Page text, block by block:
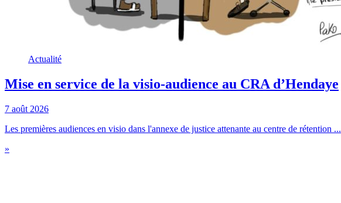
Actualité
Mise en service de la visio-audience au CRA d’Hendaye
7 août 2026
Les premières audiences en visio dans l'annexe de justice attenante au centre de rétention ...
»